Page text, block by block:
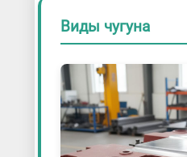
Виды чугуна